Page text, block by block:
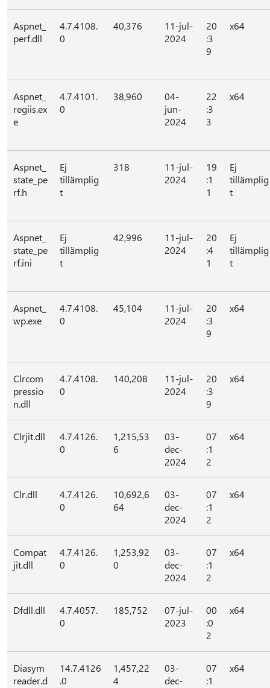
Aspnet_
perf.dll
4.7.4108.
0
40,376
11-jul-
2024
20
:3
9
x64
Aspnet_
regiis.ex
e
4.7.4101.
0
38,960
04-
jun-
2024
22
:3
3
x64
Aspnet_
state_pe
rf.h
Ej
tillämplig
t
318
11-jul-
2024
19
:1
1
Ej
tillämplig
t
Aspnet_
state_pe
rf.ini
Ej
tillämplig
t
42,996
11-jul-
2024
20
:4
1
Ej
tillämplig
t
Aspnet_
wp.exe
4.7.4108.
0
45,104
11-jul-
2024
20
:3
9
x64
Clrcom
pressio
n.dll
4.7.4108.
0
140,208
11-jul-
2024
20
:3
9
x64
Clrjit.dll
4.7.4126.
0
1,215,53
6
03-
dec-
2024
07
:1
2
x64
Clr.dll
4.7.4126.
0
10,692,6
64
03-
dec-
2024
07
:1
2
x64
Compat
jit.dll
4.7.4126.
0
1,253,92
0
03-
dec-
2024
07
:1
2
x64
Dfdll.dll
4.7.4057.
0
185,752
07-jul-
2023
00
:0
2
x64
Diasym
reader.d
14.7.4126
.0
1,457,22
4
03-
dec-
07
:1
x64